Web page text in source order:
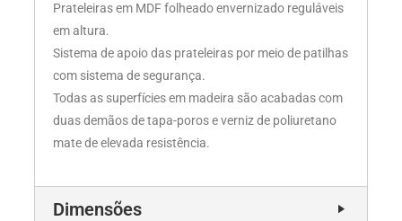
Prateleiras em MDF folheado envernizado reguláveis
em altura.
Sistema de apoio das prateleiras por meio de patilhas
com sistema de segurança.
Todas as superfícies em madeira são acabadas com
duas demãos de tapa-poros e verniz de poliuretano
mate de elevada resistência.
Dimensões